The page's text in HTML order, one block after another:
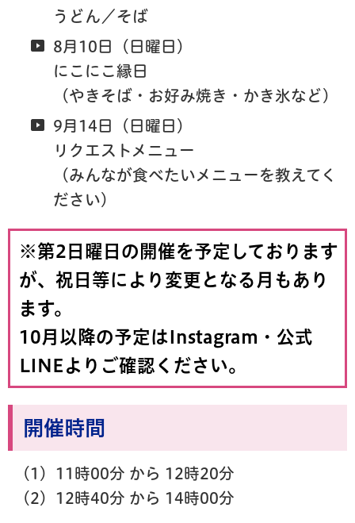
うどん／そば
8月10日（日曜日）
にこにこ縁日
（やきそば・お好み焼き・かき氷など）
9月14日（日曜日）
リクエストメニュー
（みんなが食べたいメニューを教えてく
ださい）
※第2日曜日の開催を予定しております
が、祝日等により変更となる月もあり
ます。
10月以降の予定はInstagram・公式
LINEよりご確認ください。
開催時間
（1）11時00分 から 12時20分
（2）12時40分 から 14時00分